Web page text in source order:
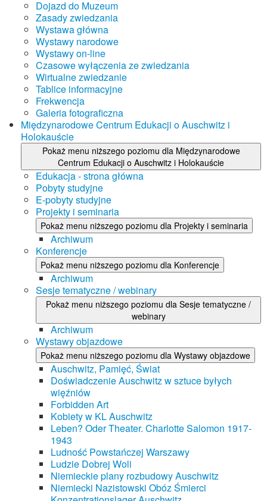
Dojazd do Muzeum
Zasady zwiedzania
Wystawa główna
Wystawy narodowe
Wystawy on-line
Czasowe wyłączenia ze zwiedzania
Wirtualne zwiedzanie
Tablice informacyjne
Frekwencja
Galeria fotograficzna
Międzynarodowe Centrum Edukacji o Auschwitz i
Holokauście
Pokaż menu niższego poziomu dla Międzynarodowe
Centrum Edukacji o Auschwitz i Holokauście
Edukacja - strona główna
Pobyty studyjne
E-pobyty studyjne
Projekty i seminaria
Pokaż menu niższego poziomu dla Projekty i seminaria
Archiwum
Konferencje
Pokaż menu niższego poziomu dla Konferencje
Archiwum
Sesje tematyczne / webinary
Pokaż menu niższego poziomu dla Sesje tematyczne /
webinary
Archiwum
Wystawy objazdowe
Pokaż menu niższego poziomu dla Wystawy objazdowe
Auschwitz, Pamięć, Świat
Doświadczenie Auschwitz w sztuce byłych
więźniów
Forbidden Art
Kobiety w KL Auschwitz
Leben? Oder Theater. Charlotte Salomon 1917-
1943
Ludność Powstańczej Warszawy
Ludzie Dobrej Woli
Niemieckie plany rozbudowy Auschwitz
Niemiecki Nazistowski Obóz Śmierci